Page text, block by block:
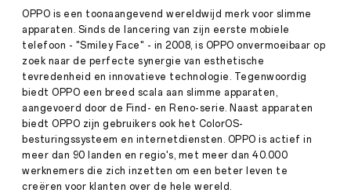
met
OPPO
Glow Story
·Jan
17,
2022
Wat
is
het
toch
met
sommige
telefoons
die
OPPO is een toonaangevend wereldwijd merk voor slimme
apparaten. Sinds de lancering van zijn eerste mobiele
telefoon - "Smiley Face" - in 2008, is OPPO onvermoeibaar op
zoek naar de perfecte synergie van esthetische
tevredenheid en innovatieve technologie. Tegenwoordig
biedt OPPO een breed scala aan slimme apparaten,
aangevoerd door de Find- en Reno-serie. Naast apparaten
biedt OPPO zijn gebruikers ook het ColorOS-
besturingssysteem en internetdiensten. OPPO is actief in
meer dan 90 landen en regio's, met meer dan 40.000
werknemers die zich inzetten om een ​​beter leven te
creëren voor klanten over de hele wereld.